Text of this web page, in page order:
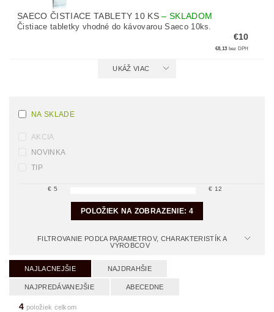
SAECO ČISTIACE TABLETY 10 KS–SKLADOM
Čistiace tabletky vhodné do kávovarou Saeco 10ks.
€10
€8,13 bez DPH
UKÁŽ VIAC
NA SKLADE
AKCIA
NOVINKA
TIP
€5 € 12
POLOŽIEK NA ZOBRAZENIE: 4
FILTROVANIE PODĽA PARAMETROV, CHARAKTERISTÍK A
VÝROBCOV
NAJLACNEJŠIE NAJDRAHŠIE
NAJPREDÁVANEJŠIE ABECEDNE
4 položiek celkom